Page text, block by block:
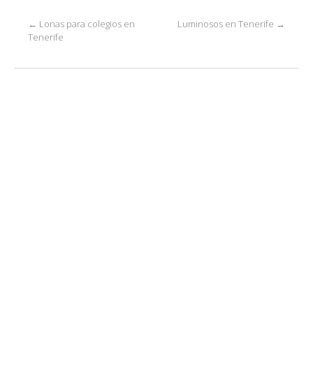
Post
← Lonas para colegios en
Tenerife
Luminosos en Tenerife →